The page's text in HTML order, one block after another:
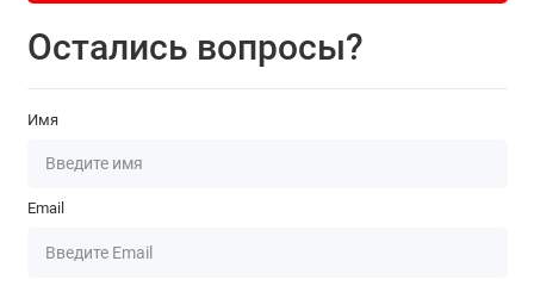
Остались вопросы?
Имя
Email